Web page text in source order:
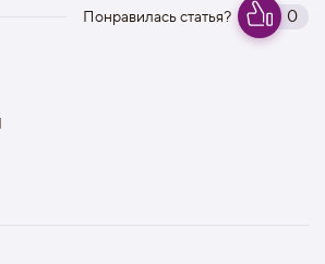
Понравилась статья? 0